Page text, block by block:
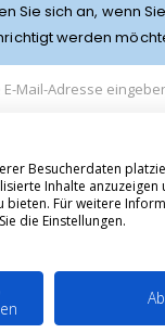
Sie sich an, wenn
werden
Besucherdaten
Inhalte anzuzeigen
bieten. Für weitere
die Einstellungen.